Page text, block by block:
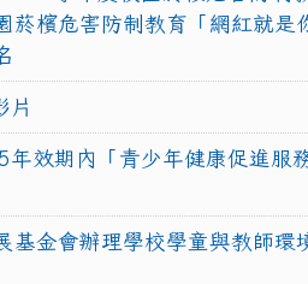
菸檳危害防制教育「網紅就是
片
效期內「青少年健康促進服
基金會辦理學校學童與教師環